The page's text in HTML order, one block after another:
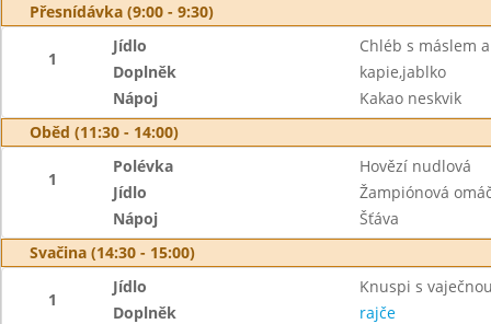
Přesnídávka (9:00 - 9:30)
1
Jídlo
Chléb s máslem
Doplněk
kapie,jablko
Nápoj
Kakao neskvik
Oběd (11:30 - 14:00)
1
Polévka
Hovězí nudlová
Jídlo
Žampiónová
Nápoj
Šťáva
Svačina (14:30 - 15:00)
1
Jídlo
Knuspi s
Doplněk
rajče